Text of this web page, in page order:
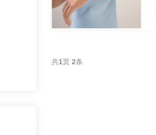
共1页 2条